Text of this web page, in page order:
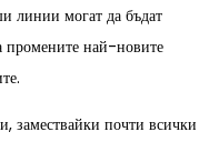
линии могат да бъдат
промените най-новите
замествайки почти всички